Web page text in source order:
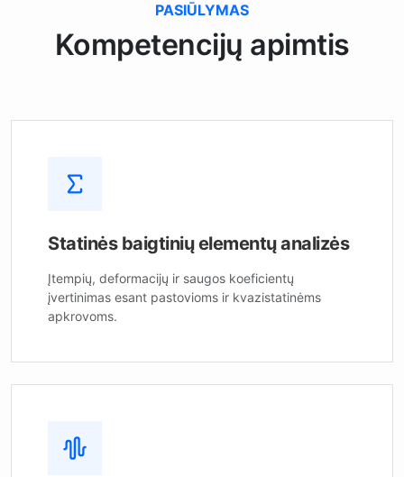
PASIŪLYMAS
Kompetencijų apimtis
Statinės baigtinių elementų analizės
Įtempių, deformacijų ir saugos koeficientų
įvertinimas esant pastovioms ir kvazistatinėms
apkrovoms.